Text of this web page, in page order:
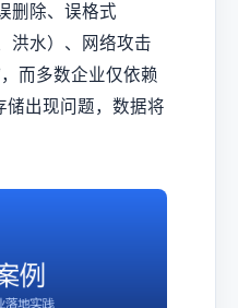
删除、误格式
洪水）、网络攻击
而多数企业仅依赖
储出现问题，数据将